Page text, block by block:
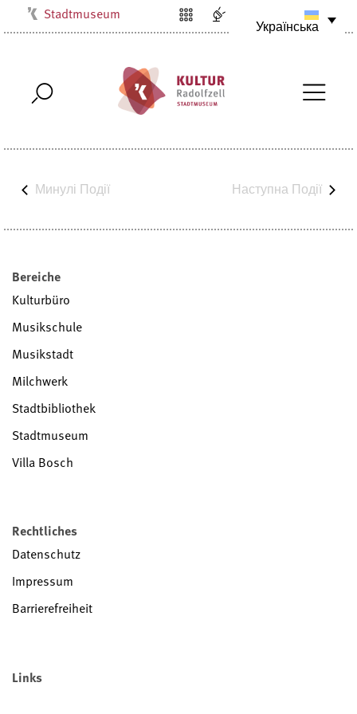
Musikschule
Stadtmuseum
Stadtbibliothek
Villa Bosch
Українська
Минулі Події Наступна Події
Bereiche
Kulturbüro
Musikschule
Musikstadt
Milchwerk
Stadtbibliothek
Stadtmuseum
Villa Bosch
Rechtliches
Datenschutz
Impressum
Barrierefreiheit
Links